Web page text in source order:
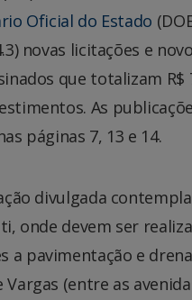
Oficial do Estado
novas licitações e
que totalizam R$
As
páginas 7, 13 e 14.
divulgada
onde devem ser
a pavimentação e
Vargas (entre as